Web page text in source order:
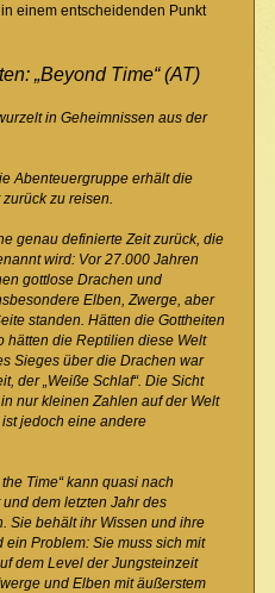
einem entscheidenden Punkt
„Beyond Time“ (AT)
in Geheimnissen aus der
Abenteuergruppe erhält die
zu reisen.
genau definierte Zeit zurück, die
wird: Vor 27.000 Jahren
gottlose Drachen und
Elben, Zwerge, aber
standen. Hätten die Gottheiten
hätten die Reptilien diese Welt
Sieges über die Drachen war
der „Weiße Schlaf“. Die Sicht
nur kleinen Zahlen auf der Welt
jedoch eine andere
Time“ kann quasi nach
dem letzten Jahr des
Sie behält ihr Wissen und ihre
Problem: Sie muss sich mit
dem Level der Jungsteinzeit
und Elben mit äußerstem